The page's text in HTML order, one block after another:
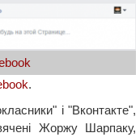
.
і "Вконтакте",
Жоржу Шарпаку,